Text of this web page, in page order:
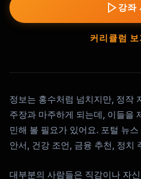
강좌
커리큘럼 보
정보는 홍수처럼 넘치지만, 정작
주장과 마주하게 되는데, 이들을
민해 볼 필요가 있어요. 포털 뉴
안서, 건강 조언, 금융 추천, 정치
대부분의 사람들은 직감이나 자